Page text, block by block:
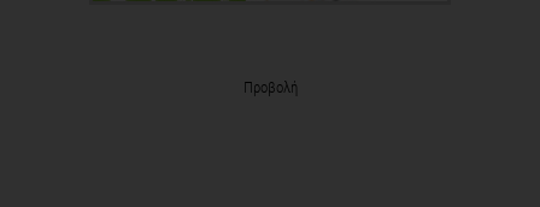
Προβολή